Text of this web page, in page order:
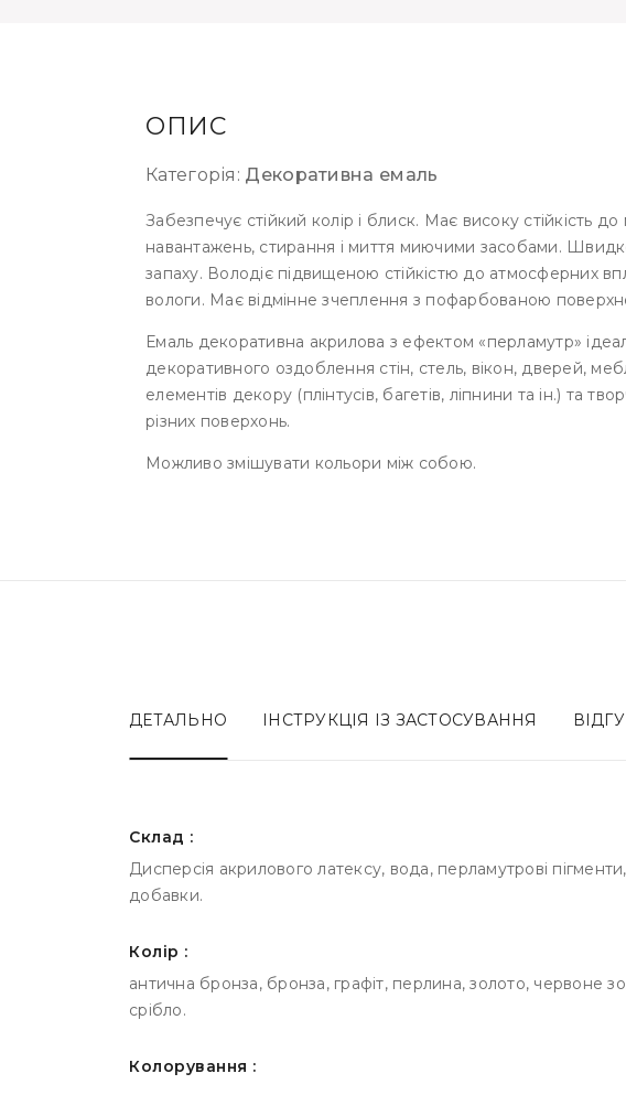
ОПИС
Категорія: Декоративна емаль
Забезпечує стійкий колір і блиск. Має високу стійкість до
навантажень, стирання і миття миючими засобами.
запаху. Володіє підвищеною стійкістю до атмосферних
вологи. Має відмінне зчеплення з пофарбованою
Емаль декоративна акрилова з ефектом «перламутр»
декоративного оздоблення стін, стель, вікон, дверей,
елементів декору (плінтусів, багетів, ліпнини та ін.) та
різних поверхонь.
Можливо змішувати кольори між собою.
ДЕТАЛЬНО ІНСТРУКЦІЯ ІЗ ЗАСТОСУВАННЯ
Склад :
Дисперсія акрилового латексу, вода, перламутрові пігменти,
добавки.
Колір :
антична бронза, бронза, графіт, перлина, золото, червоне
срібло.
Колорування :